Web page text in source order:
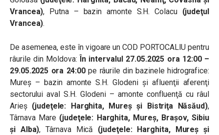
Vrancea), Putna – bazin amonte S.H. Colacu (judeţul
Vrancea).
De asemenea, este în vigoare un COD PORTOCALIU pentru
râurile din Moldova: În intervalul 27.05.2025 ora 12:00 –
29.05.2025 ora 24:00 pe râurile din bazinele hidrografice:
Mureş – bazin amonte S.H. Glodeni şi afluenţii aferenţi
sectorului aval S.H. Glodeni – amonte confluenţă cu râul
Arieş (judeţele: Harghita, Mureş şi Bistriţa Năsăud),
Târnava Mare (judeţele: Harghita, Mureş, Braşov, Sibiu
şi Alba), Târnava Mică
(judeţele: Harghita, Mureş şi